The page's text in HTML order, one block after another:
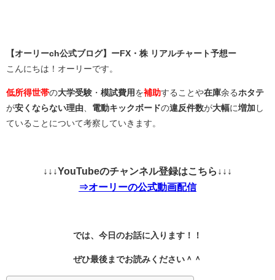
【オーリーch公式ブログ】ーFX・株 リアルチャート予想ー
こんにちは！オーリーです。
低所得世帯の大学受験 ・ 模試費用 を補助することや在庫余るホタテ
が安くならない理由 電動キックボードの違反件数が大幅に増加 し
ていることについて考察していきます。
↓↓↓YouTubeのチャンネル登録はこちら↓↓↓
⇒オーリーの公式動画配信
では、今日のお話に入ります！！
ぜひ最後までお読みください＾＾